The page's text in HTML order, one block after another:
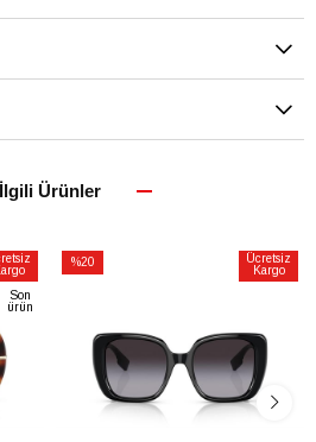
İlgili Ürünler
Son
ürün
%20
Ücretsiz
Kargo